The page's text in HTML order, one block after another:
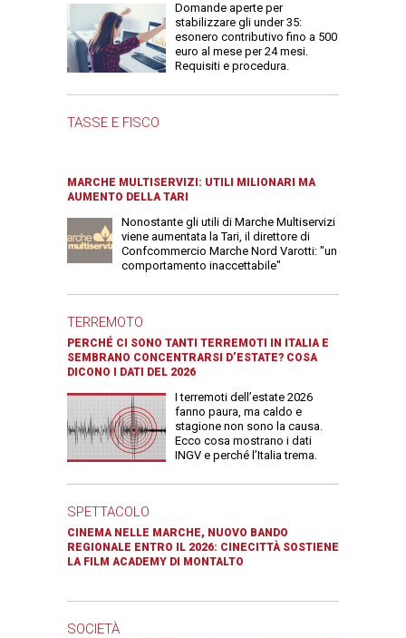
Domande aperte per
stabilizzare gli under 35:
esonero contributivo fino a 500
euro al mese per 24 mesi.
Requisiti e procedura.
TASSE E FISCO
MARCHE MULTISERVIZI: UTILI MILIONARI MA
AUMENTO DELLA TARI
Nonostante gli utili di Marche Multiservizi
viene aumentata la Tari, il direttore di
Confcommercio Marche Nord Varotti: "un
comportamento inaccettabile"
TERREMOTO
PERCHÉ CI SONO TANTI TERREMOTI IN ITALIA E
SEMBRANO CONCENTRARSI D’ESTATE? COSA
DICONO I DATI DEL 2026
I terremoti dell’estate 2026
fanno paura, ma caldo e
stagione non sono la causa.
Ecco cosa mostrano i dati
INGV e perché l’Italia trema.
SPETTACOLO
CINEMA NELLE MARCHE, NUOVO BANDO
REGIONALE ENTRO IL 2026: CINECITTÀ SOSTIENE
LA FILM ACADEMY DI MONTALTO
SOCIETÀ